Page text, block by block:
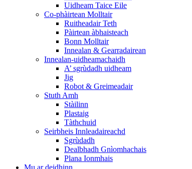
Uidheam Taice Eile
Co-phàirtean Molltair
Ruitheadair Teth
Pàirtean àbhaisteach
Bonn Molltair
Innealan & Gearradairean
Innealan-uidheamachaidh
A’ sgrùdadh uidheam
Jig
Robot & Greimeadair
Stuth Amh
Stàilinn
Plastaig
Tàthchuid
Seirbheis Innleadaireachd
Sgrùdadh
Dealbhadh Gnìomhachais
Plana Ionmhais
Mu ar deidhinn